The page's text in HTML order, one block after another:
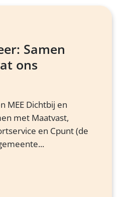
Samen
ons
MEE Dichtbij en
met Maatvast,
en Cpunt (de